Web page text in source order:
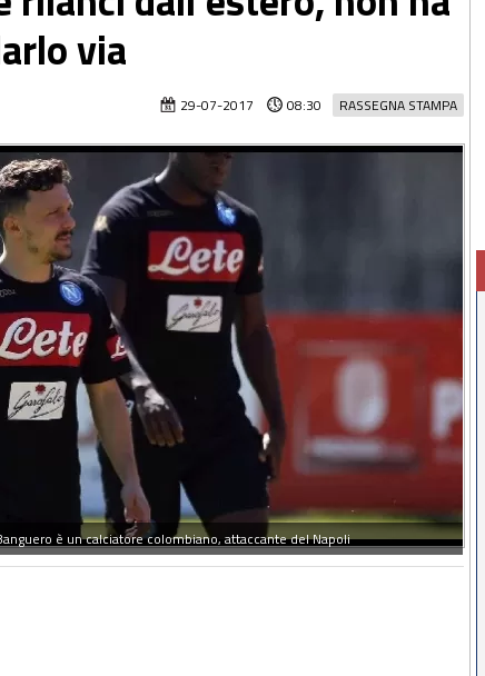
via
RASSEGNA STAMPA
29-07-2017 08:30
è un calciatore colombiano, attaccante del Napoli